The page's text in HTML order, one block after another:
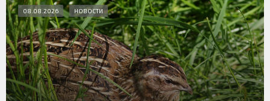
08.08.2026 НОВОСТИ